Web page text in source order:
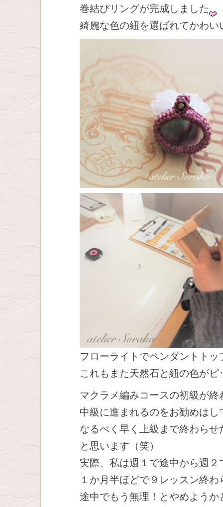
巻結びリングが完成しました
綺麗な色の紐を選ばれてかわい
フローライトでペンダントト
これもまた天然石と紐の色が
マクラメ編みコースの初級が
中級に進まれるのをお勧めはし
なるべく早く上級まで終わら
と思います（笑）
実際、私は週１で途中から週２
１か月半ほどで９レッスン終わ
途中でもう無理！とやめよう